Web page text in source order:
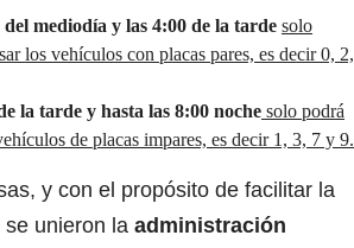
mediodía y las 4:00 de la tarde solo
los vehículos con placas pares, es decir 0, 2,
la tarde y hasta las 8:00 noche solo podrá
de placas impares, es decir 1, 3, 7 y 9.
y con el propósito de facilitar la
se unieron la administración